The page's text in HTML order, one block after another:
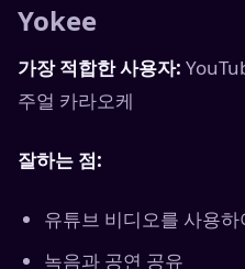
Yokee
가장 적합한 사용자:
주얼 카라오케
잘하는 점:
유튜브 비디오를 사용
녹음과 공연 공유